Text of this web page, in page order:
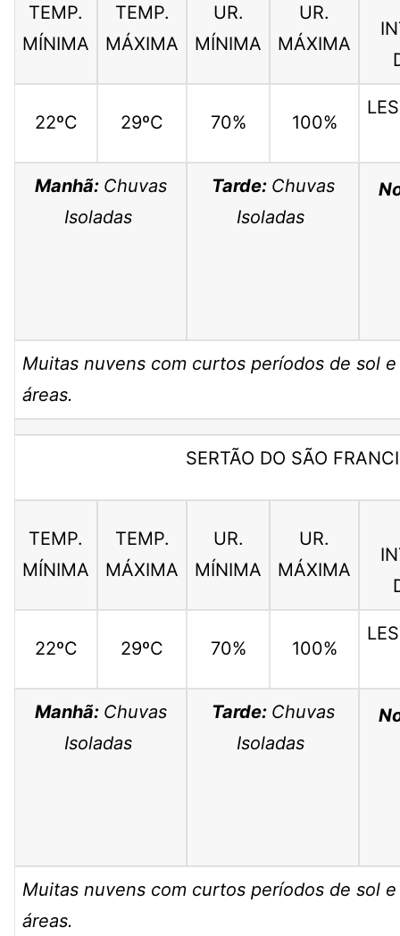
TEMP.
MÍNIMA
TEMP.
MÁXIMA
UR.
MÍNIMA
UR.
MÁXIMA
22ºC 29ºC 70% 100%
Manhã: Chuvas
Isoladas
Tarde: Chuvas
Isoladas
Muitas nuvens com curtos períodos de sol
áreas.
SERTÃO DO SÃO
TEMP.
MÍNIMA
TEMP.
MÁXIMA
UR.
MÍNIMA
UR.
MÁXIMA
22ºC 29ºC 70% 100%
Manhã: Chuvas
Isoladas
Tarde: Chuvas
Isoladas
Muitas nuvens com curtos períodos de sol
áreas.